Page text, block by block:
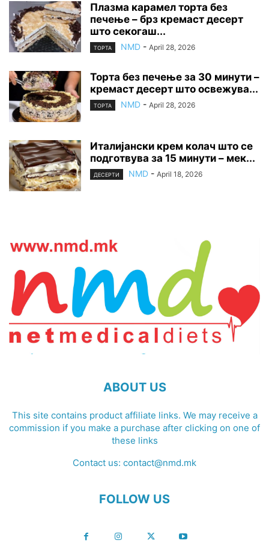
Плазма карамел торта без
печење – брз кремаст десерт
што секогаш...
ТОРТА NMD - April 28, 2026
Торта без печење за 30 минути –
кремаст десерт што освежува...
ТОРТА NMD - April 28, 2026
Италијански крем колач што се
подготвува за 15 минути – мек...
ДЕСЕРТИ NMD - April 18, 2026
ABOUT US
This site contains product affiliate links. We may receive a
commission if you make a purchase after clicking on one of
these links
Contact us: contact@nmd.mk
FOLLOW US